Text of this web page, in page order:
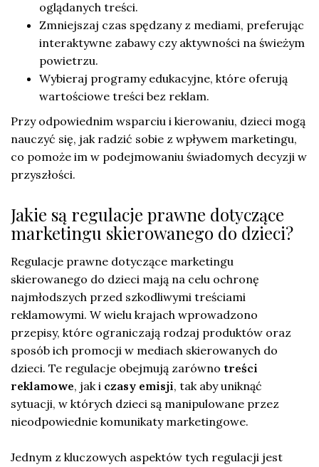
oglądanych treści.
Zmniejszaj czas spędzany z mediami, preferując
interaktywne zabawy czy aktywności na świeżym
powietrzu.
Wybieraj programy edukacyjne, które oferują
wartościowe treści bez reklam.
Przy odpowiednim wsparciu i kierowaniu, dzieci mogą
nauczyć się, jak radzić sobie z wpływem marketingu,
co pomoże im w podejmowaniu świadomych decyzji w
przyszłości.
Jakie są regulacje prawne dotyczące
marketingu skierowanego do dzieci?
Regulacje prawne dotyczące marketingu
skierowanego do dzieci mają na celu ochronę
najmłodszych przed szkodliwymi treściami
reklamowymi. W wielu krajach wprowadzono
przepisy, które ograniczają rodzaj produktów oraz
sposób ich promocji w mediach skierowanych do
dzieci. Te regulacje obejmują zarówno treści
reklamowe, jak i czasy emisji, tak aby uniknąć
sytuacji, w których dzieci są manipulowane przez
nieodpowiednie komunikaty marketingowe.
Jednym z kluczowych aspektów tych regulacji jest